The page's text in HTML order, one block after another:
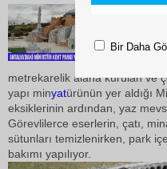
metrekarelik alana kurulan ve
yapı minyatürünün yer aldığı
eksiklerinin ardından, yaz
Görevlilerce eserlerin, çatı,
sütunları temizlenirken, park
bakımı yapılıyor.
Bir Daha